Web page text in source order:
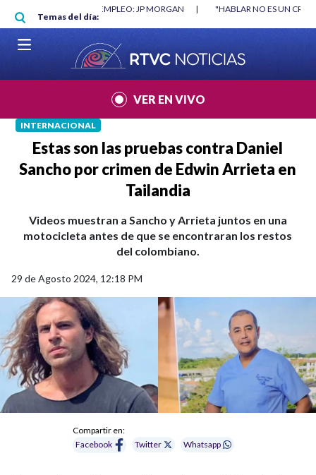
Pasar al contenido principal
Temas del día:
"HABLAR NO ES UN CRIMEN": CARTA DE BETO CORAL |
VER EN VIVO
INTERNACIONAL
Estas son las pruebas contra Daniel
Sancho por crimen de Edwin Arrieta en
Tailandia
Videos muestran a Sancho y Arrieta juntos en una
motocicleta antes de que se encontraran los restos
del colombiano.
29 de Agosto 2024, 12:18 PM
Compartir en:
Facebook
Twitter Whatsapp